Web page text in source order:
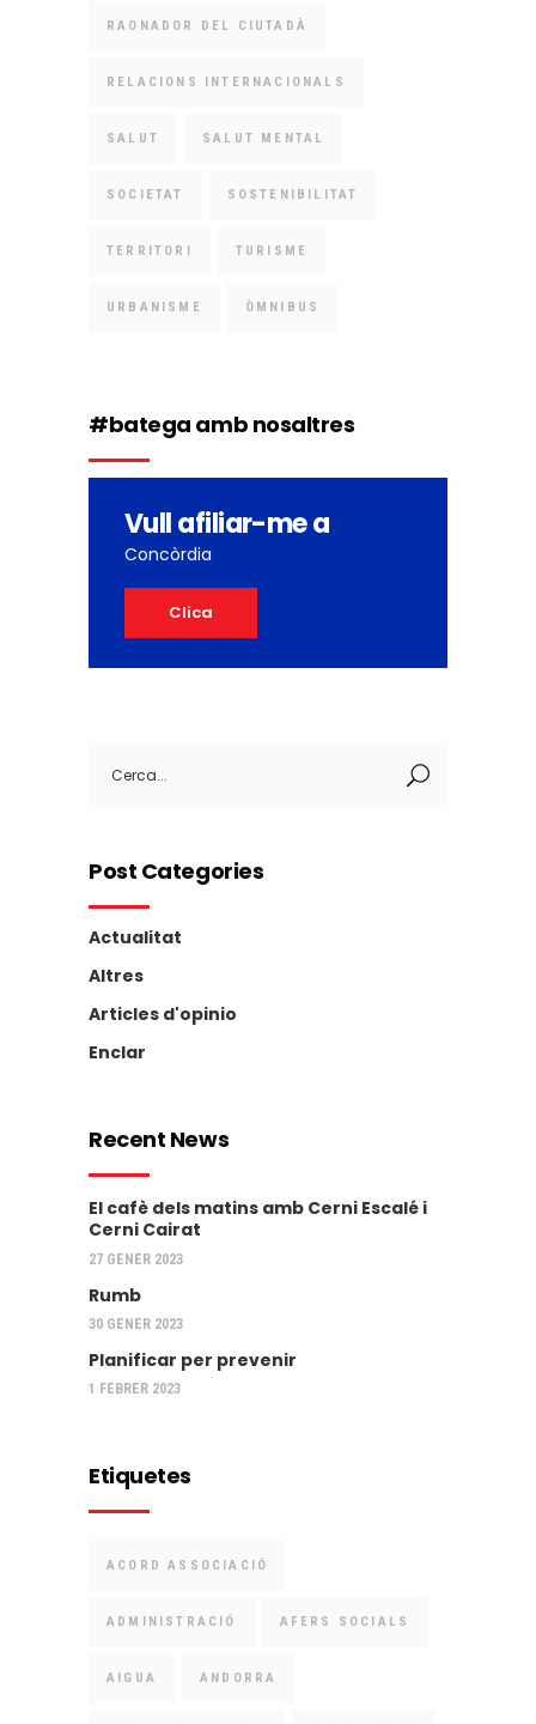
RAONADOR DEL CIUTADÀ
RELACIONS INTERNACIONALS
SALUT SALUT MENTAL
SOCIETAT SOSTENIBILITAT
TERRITORI TURISME
URBANISME ÒMNIBUS
#batega amb nosaltres
Vull afiliar-me a
Concòrdia
Clica
for:
Post Categories
Actualitat
Altres
Articles d'opinio
Enclar
Recent News
El cafè dels matins amb Cerni Escalé i
Cerni Cairat
27 GENER 2023
Rumb
30 GENER 2023
Planificar per prevenir
1 FEBRER 2023
Etiquetes
ACORD ASSOCIACIÓ
ADMINISTRACIÓ AFERS SOCIALS
AIGUA ANDORRA